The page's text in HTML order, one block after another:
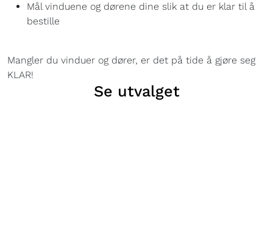
Mål vinduene og dørene dine slik at du er klar til å
bestille
Mangler du vinduer og dører, er det på tide å gjøre seg
KLAR!
Se utvalget